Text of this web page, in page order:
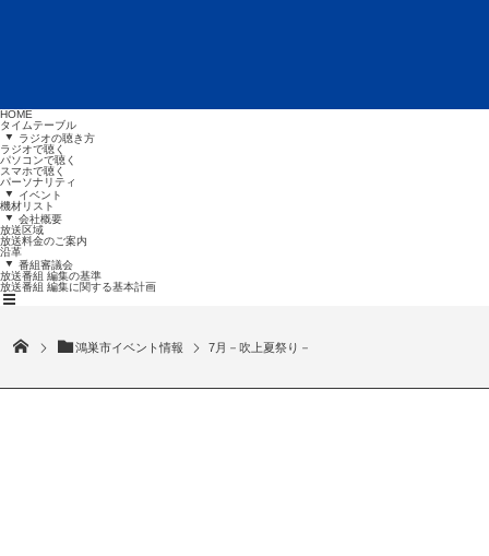
HOME
タイムテーブル
ラジオの聴き方
ラジオで聴く
パソコンで聴く
スマホで聴く
パーソナリティ
イベント
機材リスト
会社概要
放送区域
放送料金のご案内
沿革
番組審議会
放送番組 編集の基準
放送番組 編集に関する基本計画
鴻巣市イベント情報 7月－吹上夏祭り－